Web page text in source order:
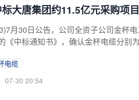
大唐集团约11.5亿元采购项目
月30日公告，公司全资子公司金杯
《中标通知书》，确认金杯电缆分
（含税）。
电缆
07-30 20:54